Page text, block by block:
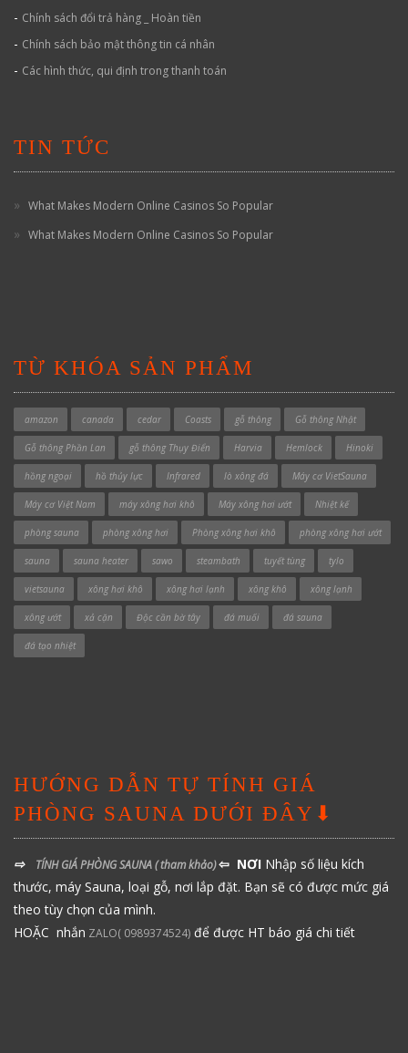
- Chính sách đổi trả hàng _ Hoàn tiền
- Chính sách bảo mật thông tin cá nhân
- Các hình thức, qui định trong thanh toán
TIN TỨC
What Makes Modern Online Casinos So Popular
What Makes Modern Online Casinos So Popular
TỪ KHÓA SẢN PHẨM
amazon canada cedar Coasts gỗ thông Gỗ thông Nhật
Gỗ thông Phần Lan gỗ thông Thụy Điển Harvia Hemlock Hinoki
hồng ngoại hồ thủy lực Infrared lò xông đá Máy cơ VietSauna
Máy cơ Việt Nam máy xông hơi khô Máy xông hơi ướt Nhiệt kế
phòng sauna phòng xông hơi Phòng xông hơi khô phòng xông hơi ướt
sauna sauna heater sawo steambath tuyết tùng tylo
vietsauna xông hơi khô xông hơi lạnh xông khô xông lạnh
xông ướt xả cặn Độc cần bờ tây đá muối đá sauna
đá tạo nhiệt
HƯỚNG DẪN TỰ TÍNH GIÁ
PHÒNG SAUNA DƯỚI ĐÂY⬇
⇨ TÍNH GIÁ PHÒNG SAUNA( tham khảo)⇦ NƠI Nhập số liệu kích
thước, máy Sauna, loại gỗ, nơi lắp đặt. Bạn sẽ có được mức giá
theo tùy chọn của mình.
HOẶC nhắn ZALO( 0989374524) để được HT báo giá chi tiết